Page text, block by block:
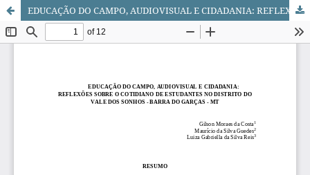
EDUCAÇÃO DO CAMPO, AUDIOVISUAL E CIDADANIA: REFLEXÕES SOBRE O COTIDIANO DE ESTUDANTES NO DISTRITO DO VALE DOS SONHOS - BARRA DO GARÇAS - MT